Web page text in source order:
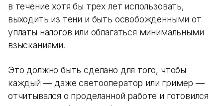
в течение хотя бы трех лет использовать,
выходить из тени и быть освобожденными от
уплаты налогов или облагаться минимальными
взысканиями.
Это должно быть сделано для того, чтобы
каждый — даже светооператор или гример —
отчитывался о проделанной работе и готовился